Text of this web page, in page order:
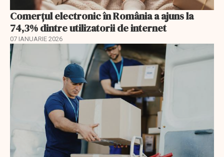
Comerțul electronic în România a ajuns la
74,3% dintre utilizatorii de internet
07 IANUARIE 2026